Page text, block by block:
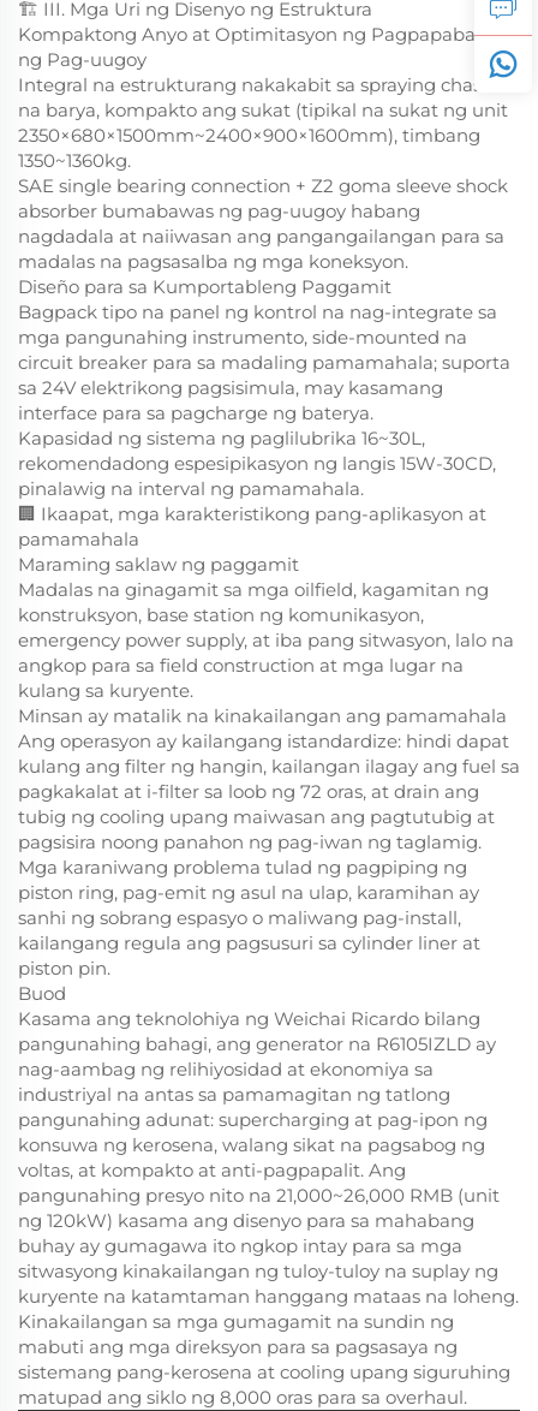
🏗️ III. Mga Uri ng Disenyo ng Estruktura
Kompaktong Anyo at Optimitasyon ng Pagpapababa
ng Pag-uugoy
Integral na estrukturang nakakabit sa spraying chassis
na barya, kompakto ang sukat (tipikal na sukat ng unit
2350×680×1500mm~2400×900×1600mm), timbang
1350~1360kg.
SAE single bearing connection + Z2 goma sleeve shock
absorber bumabawas ng pag-uugoy habang
nagdadala at naiiwasan ang pangangailangan para sa
madalas na pagsasalba ng mga koneksyon.
Diseño para sa Kumportableng Paggamit
Bagpack tipo na panel ng kontrol na nag-integrate sa
mga pangunahing instrumento, side-mounted na
circuit breaker para sa madaling pamamahala; suporta
sa 24V elektrikong pagsisimula, may kasamang
interface para sa pagcharge ng baterya.
Kapasidad ng sistema ng paglilubrika 16~30L,
rekomendadong espesipikasyon ng langis 15W-30CD,
pinalawig na interval ng pamamahala.
🏢 Ikaapat, mga karakteristikong pang-aplikasyon at
pamamahala
Maraming saklaw ng paggamit
Madalas na ginagamit sa mga oilfield, kagamitan ng
konstruksyon, base station ng komunikasyon,
emergency power supply, at iba pang sitwasyon, lalo na
angkop para sa field construction at mga lugar na
kulang sa kuryente.
Minsan ay matalik na kinakailangan ang pamamahala
Ang operasyon ay kailangang istandardize: hindi dapat
kulang ang filter ng hangin, kailangan ilagay ang fuel sa
pagkakalat at i-filter sa loob ng 72 oras, at drain ang
tubig ng cooling upang maiwasan ang pagtutubig at
pagsisira noong panahon ng pag-iwan ng taglamig.
Mga karaniwang problema tulad ng pagpiping ng
piston ring, pag-emit ng asul na ulap, karamihan ay
sanhi ng sobrang espasyo o maliwang pag-install,
kailangang regula ang pagsusuri sa cylinder liner at
piston pin.
Buod
Kasama ang teknolohiya ng Weichai Ricardo bilang
pangunahing bahagi, ang generator na R6105IZLD ay
nag-aambag ng relihiyosidad at ekonomiya sa
industriyal na antas sa pamamagitan ng tatlong
pangunahing adunat: supercharging at pag-ipon ng
konsuwa ng kerosena, walang sikat na pagsabog ng
voltas, at kompakto at anti-pagpapalit. Ang
pangunahing presyo nito na 21,000~26,000 RMB (unit
ng 120kW) kasama ang disenyo para sa mahabang
buhay ay gumagawa ito ngkop intay para sa mga
sitwasyong kinakailangan ng tuloy-tuloy na suplay ng
kuryente na katamtaman hanggang mataas na loheng.
Kinakailangan sa mga gumagamit na sundin ng
mabuti ang mga direksyon para sa pagsasaya ng
sistemang pang-kerosena at cooling upang siguruhing
matupad ang siklo ng 8,000 oras para sa overhaul.